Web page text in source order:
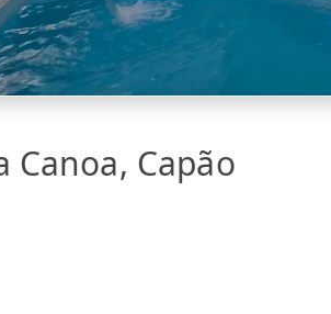
Canoa, Capão